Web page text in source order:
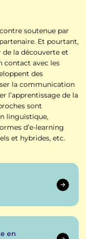
soutenue par
Et pourtant,
de la découverte et
contact avec les
des
la communication
l’apprentissage de la
sont
linguistique,
d’e-learning
et hybrides, etc.
en